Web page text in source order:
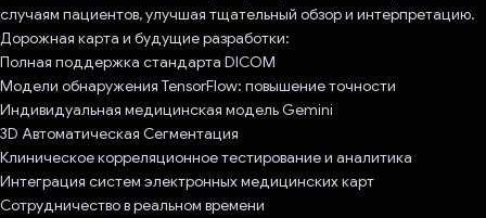
случаям пациентов, улучшая тщательный обзор и интерпретацию.
Дорожная карта и будущие разработки:
Полная поддержка стандарта DICOM
Модели обнаружения TensorFlow: повышение точности
Индивидуальная медицинская модель Gemini
3D Автоматическая Сегментация
Клиническое корреляционное тестирование и аналитика
Интеграция систем электронных медицинских карт
Сотрудничество в реальном времени